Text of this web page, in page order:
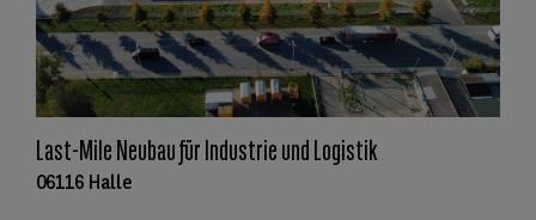
Last-Mile Neubau für Industrie und Logistik
06116 Halle